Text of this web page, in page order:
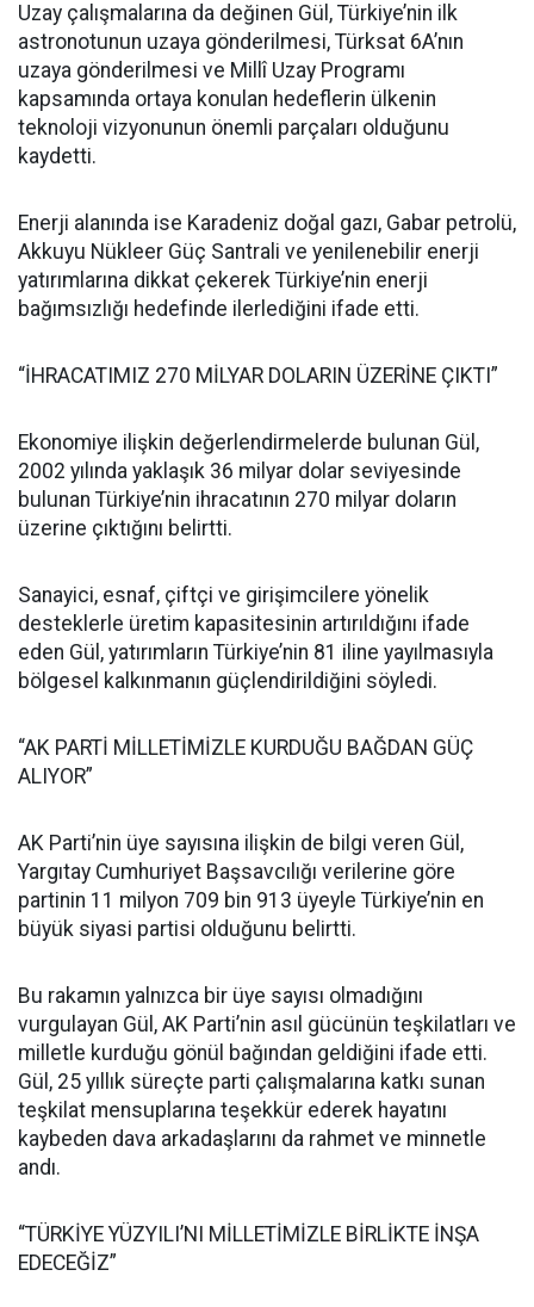
Uzay çalışmalarına da değinen Gül, Türkiye’nin ilk
astronotunun uzaya gönderilmesi, Türksat 6A’nın
uzaya gönderilmesi ve Millî Uzay Programı
kapsamında ortaya konulan hedeflerin ülkenin
teknoloji vizyonunun önemli parçaları olduğunu
kaydetti.
Enerji alanında ise Karadeniz doğal gazı, Gabar petrolü,
Akkuyu Nükleer Güç Santrali ve yenilenebilir enerji
yatırımlarına dikkat çekerek Türkiye’nin enerji
bağımsızlığı hedefinde ilerlediğini ifade etti.
“İHRACATIMIZ 270 MİLYAR DOLARIN ÜZERİNE ÇIKTI”
Ekonomiye ilişkin değerlendirmelerde bulunan Gül,
2002 yılında yaklaşık 36 milyar dolar seviyesinde
bulunan Türkiye’nin ihracatının 270 milyar doların
üzerine çıktığını belirtti.
Sanayici, esnaf, çiftçi ve girişimcilere yönelik
desteklerle üretim kapasitesinin artırıldığını ifade
eden Gül, yatırımların Türkiye’nin 81 iline yayılmasıyla
bölgesel kalkınmanın güçlendirildiğini söyledi.
“AK PARTİ MİLLETİMİZLE KURDUĞU BAĞDAN GÜÇ
ALIYOR”
AK Parti’nin üye sayısına ilişkin de bilgi veren Gül,
Yargıtay Cumhuriyet Başsavcılığı verilerine göre
partinin 11 milyon 709 bin 913 üyeyle Türkiye’nin en
büyük siyasi partisi olduğunu belirtti.
Bu rakamın yalnızca bir üye sayısı olmadığını
vurgulayan Gül, AK Parti’nin asıl gücünün teşkilatları ve
milletle kurduğu gönül bağından geldiğini ifade etti.
Gül, 25 yıllık süreçte parti çalışmalarına katkı sunan
teşkilat mensuplarına teşekkür ederek hayatını
kaybeden dava arkadaşlarını da rahmet ve minnetle
andı.
“TÜRKİYE YÜZYILI’NI MİLLETİMİZLE BİRLİKTE İNŞA
EDECEĞİZ”